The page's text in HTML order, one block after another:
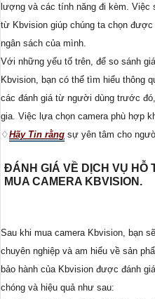
lượng và các tính năng đi kèm. Việc
từ Kbvision giúp chúng ta chọn
ngân sách của mình.
Với những yếu tố trên, để so sánh
Kbvision, bạn có thể tìm hiểu thông
các đánh giá từ người dùng trước
gia. Việc lựa chọn camera phù hợp
♢Hãy Tin rằng sự yên tâm cho
ĐÁNH GIÁ VỀ DỊCH VỤ HỖ
MUA CAMERA KBVISION.
Sau khi mua camera Kbvision, bạn
chuyên nghiệp và am hiểu về sản
bảo hành của Kbvision được đánh
chóng và hiệu quả như sau: